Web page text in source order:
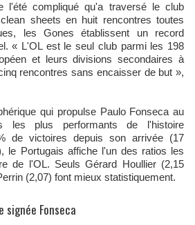
l'été compliqué qu'a traversé le club
sheets en huit rencontres toutes
les Gones établissent un record
« L'OL est le seul club parmi les 198
et leurs divisions secondaires à
rencontres sans encaisser de but »,
qui propulse Paulo Fonseca au
les plus performants de l'histoire
de victoires depuis son arrivée (17
le Portugais affiche l'un des ratios les
de l'OL. Seuls Gérard Houllier (2,15
(2,07) font mieux statistiquement.
Fonseca